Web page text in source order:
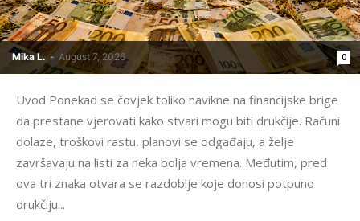
Mika L. - August 7, 2026 0
Uvod Ponekad se čovjek toliko navikne na financijske brige
da prestane vjerovati kako stvari mogu biti drukčije. Računi
dolaze, troškovi rastu, planovi se odgađaju, a želje
završavaju na listi za neka bolja vremena. Međutim, pred
ova tri znaka otvara se razdoblje koje donosi potpuno
drukčiju...